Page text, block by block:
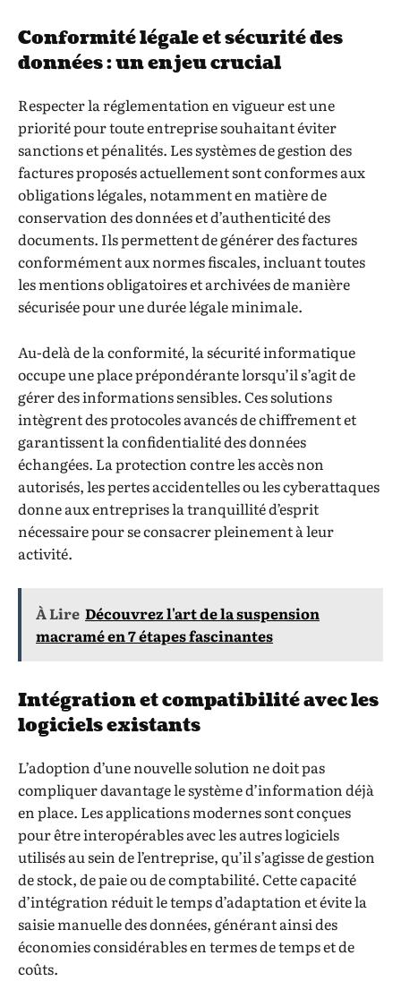
Conformité légale et sécurité des
données : un enjeu crucial
Respecter la réglementation en vigueur est une
priorité pour toute entreprise souhaitant éviter
sanctions et pénalités. Les systèmes de gestion des
factures proposés actuellement sont conformes aux
obligations légales, notamment en matière de
conservation des données et d’authenticité des
documents. Ils permettent de générer des factures
conformément aux normes fiscales, incluant toutes
les mentions obligatoires et archivées de manière
sécurisée pour une durée légale minimale.
Au-delà de la conformité, la sécurité informatique
occupe une place prépondérante lorsqu’il s’agit de
gérer des informations sensibles. Ces solutions
intègrent des protocoles avancés de chiffrement et
garantissent la confidentialité des données
échangées. La protection contre les accès non
autorisés, les pertes accidentelles ou les cyberattaques
donne aux entreprises la tranquillité d’esprit
nécessaire pour se consacrer pleinement à leur
activité.
À Lire Découvrez l'art de la suspension
macramé en 7 étapes fascinantes
Intégration et compatibilité avec les
logiciels existants
L’adoption d’une nouvelle solution ne doit pas
compliquer davantage le système d’information déjà
en place. Les applications modernes sont conçues
pour être interopérables avec les autres logiciels
utilisés au sein de l’entreprise, qu’il s’agisse de gestion
de stock, de paie ou de comptabilité. Cette capacité
d’intégration réduit le temps d’adaptation et évite la
saisie manuelle des données, générant ainsi des
économies considérables en termes de temps et de
coûts.